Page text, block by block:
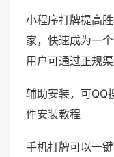
小程序打牌提高
家，快速成为一
用户可通过正规渠
辅助安装，可
件安装教程
手机打牌可以一